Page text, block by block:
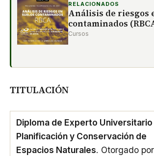
RELACIONADOS
Análisis de riesgos
contaminados
Cursos
TITULACIÓN
Diploma de Experto Universitario
Planificación y Conservación de
Espacios Naturales. Otorgado